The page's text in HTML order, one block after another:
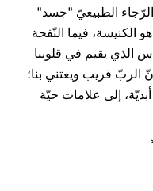
الرّجاء الطبيعيّ "جسد"
الكنيسة، فيما النّفحة
الذي يقيم في قلوبنا
الربّ قريب ويعتني بنا؛
إلى علامات حيّة